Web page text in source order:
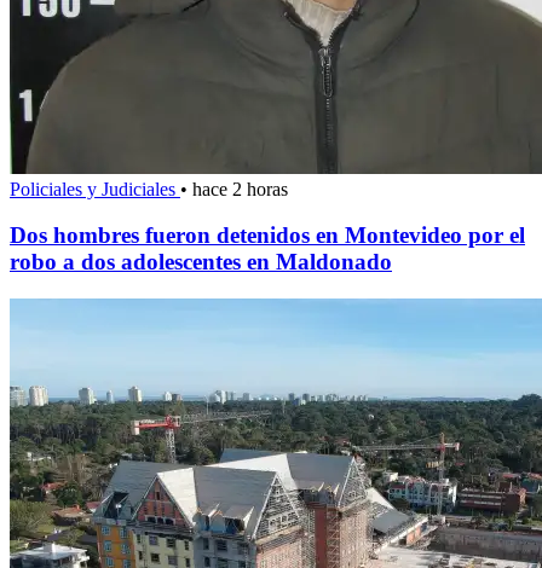
Policiales y Judiciales • hace 2 horas
Dos hombres fueron detenidos en Montevideo por el
robo a dos adolescentes en Maldonado